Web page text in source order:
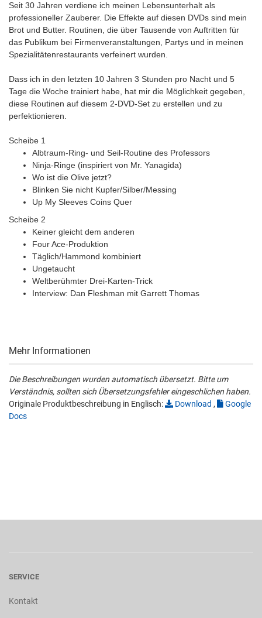
Seit 30 Jahren verdiene ich meinen Lebensunterhalt als
professioneller Zauberer. Die Effekte auf diesen DVDs sind mein
Brot und Butter. Routinen, die über Tausende von Auftritten für
das Publikum bei Firmenveranstaltungen, Partys und in meinen
Spezialitätenrestaurants verfeinert wurden.
Dass ich in den letzten 10 Jahren 3 Stunden pro Nacht und 5
Tage die Woche trainiert habe, hat mir die Möglichkeit gegeben,
diese Routinen auf diesem 2-DVD-Set zu erstellen und zu
perfektionieren.
Scheibe 1
Albtraum-Ring- und Seil-Routine des Professors
Ninja-Ringe (inspiriert von Mr. Yanagida)
Wo ist die Olive jetzt?
Blinken Sie nicht Kupfer/Silber/Messing
Up My Sleeves Coins Quer
Scheibe 2
Keiner gleicht dem anderen
Four Ace-Produktion
Täglich/Hammond kombiniert
Ungetaucht
Weltberühmter Drei-Karten-Trick
Interview: Dan Fleshman mit Garrett Thomas
Mehr Informationen
Die Beschreibungen wurden automatisch übersetzt. Bitte um
Verständnis, sollten sich Übersetzungsfehler eingeschlichen haben.
Originale Produktbeschreibung in Englisch:
Download ,
Google
Docs
SERVICE
Kontakt